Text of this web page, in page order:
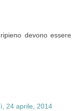
devono essere
24 aprile, 2014